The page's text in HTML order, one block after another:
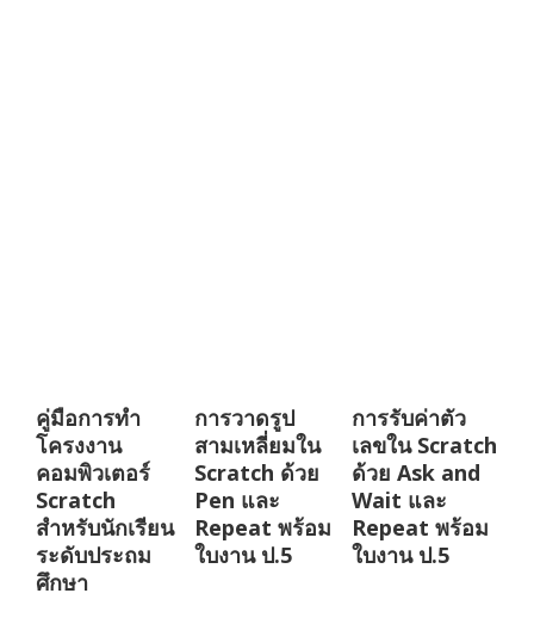
คู่มือการทำ
โครงงาน
คอมพิวเตอร์
Scratch
สำหรับนักเรียน
ระดับประถม
ศึกษา
การวาดรูป
สามเหลี่ยมใน
Scratch ด้วย
Pen และ
Repeat พร้อม
ใบงาน ป.5
การรับค่าตัว
เลขใน Scratch
ด้วย Ask and
Wait และ
Repeat พร้อม
ใบงาน ป.5